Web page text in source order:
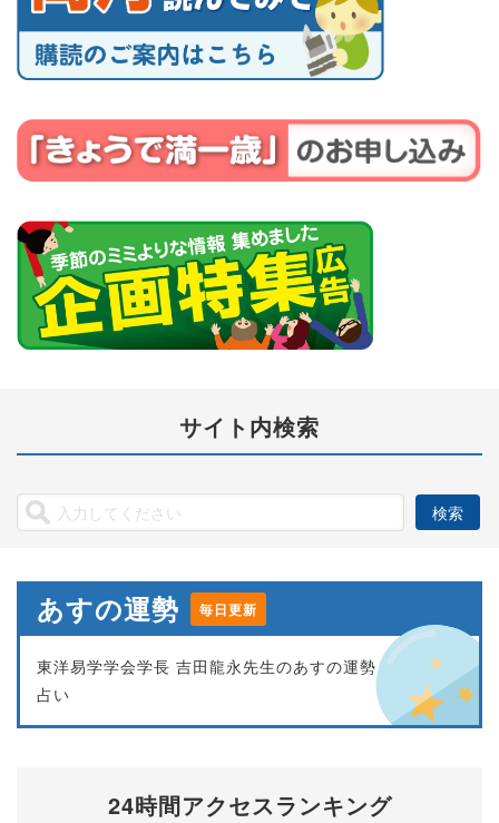
サイト内検索
あすの運勢 毎日更新
東洋易学学会学長 吉田龍永先生のあすの運勢
占い
24時間アクセスランキング